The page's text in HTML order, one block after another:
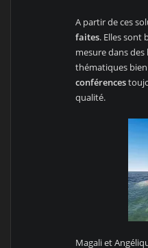
A partir de ces
faites. Elles sont
mesure dans des
thématiques
conférences
qualité.
Magali et